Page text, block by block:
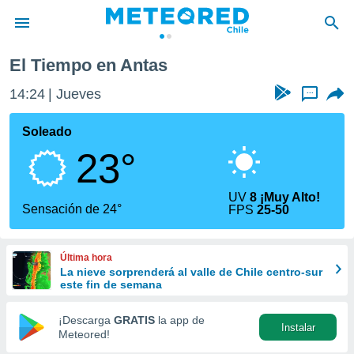
de
por
que se
calidad.
a este
las
y
forma
digital
basada
El Tiempo en Antas
14:24 Jueves ...
Soleado
23°
Sensación de 24°
UV8 ¡Muy Alto!
FPS25-50
Última hora
La nieve sorprenderá al valle de Chile centro-sur
este fin de semana
¡Descarga GRATIS la app de
Meteored!
Instalar